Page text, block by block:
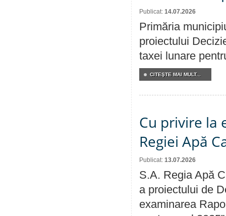
Publicat: 14.07.2026
Primăria
proiectului
taxei lunare
CITEŞTE MAI MULT...
Cu privire la
Regiei Apă
Publicat: 13.07.2026
S.A. Regia Apă
a proiectului de
examinarea